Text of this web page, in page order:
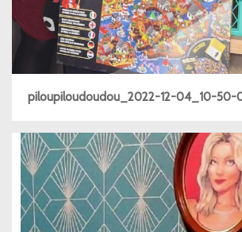
piloupiloudoudou_2022-12-04_10-50-